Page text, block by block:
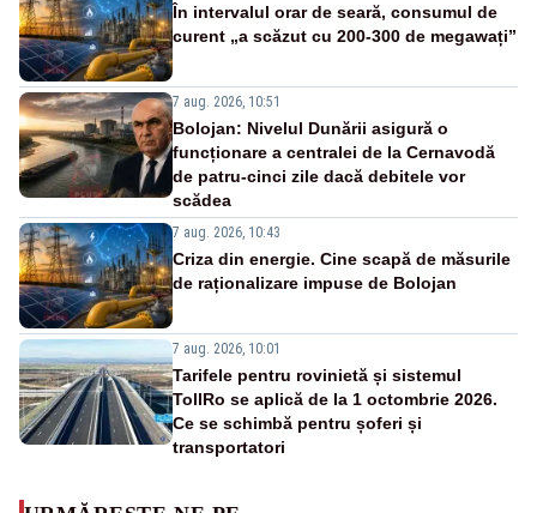
În intervalul orar de seară, consumul de
curent „a scăzut cu 200-300 de megawați”
7 aug. 2026, 10:51
Bolojan: Nivelul Dunării asigură o
funcționare a centralei de la Cernavodă
de patru-cinci zile dacă debitele vor
scădea
7 aug. 2026, 10:43
Criza din energie. Cine scapă de măsurile
de raționalizare impuse de Bolojan
7 aug. 2026, 10:01
Tarifele pentru rovinietă și sistemul
TollRo se aplică de la 1 octombrie 2026.
Ce se schimbă pentru șoferi și
transportatori